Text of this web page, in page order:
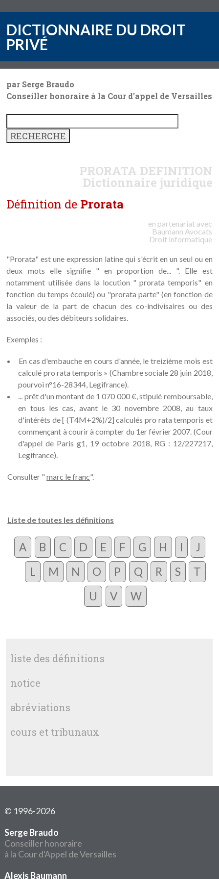
DICTIONNAIRE DU DROIT
PRIVÉ
par Serge Braudo
Conseiller honoraire à la Cour d'appel de Versailles
PRORATA DEFINITION
Dictionnaire juridique
Définition de Prorata
en partenariat avec
Baumann Avocats
Droit informatique
"Prorata" est une expression latine qui s'écrit en un seul ou en
deux mots elle signifie " en proportion de... ". Elle est
notamment utilisée dans la locution " prorata temporis" en
fonction du temps écoulé) ou "prorata parte" (en fonction de
la valeur de la part de chacun des co-indivisaires ou des
associés, ou des débiteurs solidaires.
Exemples :
En cas d'embauche en cours d'année, le treizième mois est
calculé pro rata temporis » (Chambre sociale 28 juin 2018,
pourvoi n°16-28344, Legifrance).
... prêt d'un montant de 1 070 000 €, stipulé remboursable,
en tous les cas, avant le 30 novembre 2008, au taux
d'intérêts de [ (T4M+2%)/2] calculés pro rata temporis et
commençant à courir à compter du 1er février 2007. (Cour
d'appel de Paris g1, 19 octobre 2018, RG : 12/227217,
Legifrance).
Consulter "marc le franc".
Liste de toutes les définitions
A B C D E F G H I
J
L
M N O P Q R S
T
U
V W
liste des définitions
notice
abréviations
cours et tribunaux
© 1996-2026
Serge Braudo
Conseiller honoraire
à la Cour d'Appel de Versailles
Alexis Baumann